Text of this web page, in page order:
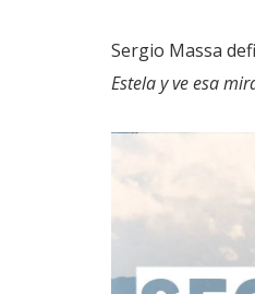
Sergio Massa
Estela y ve esa